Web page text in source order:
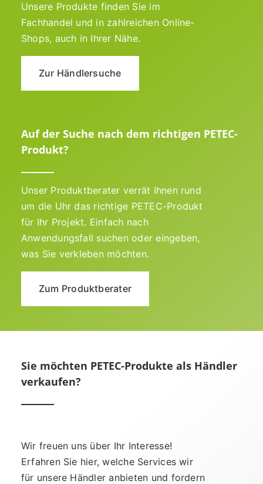
Unsere Produkte finden Sie im
Fachhandel und in zahlreichen Online-
Shops, auch in Ihrer Nähe.
Zur Händlersuche
Auf der Suche nach dem richtigen PETEC-
Produkt?
Unser Produktberater verrät Ihnen rund
um die Uhr das richtige PETEC-Produkt
für Ihr Projekt. Einfach nach
Anwendungsfall suchen oder eingeben,
was Sie verkleben möchten.
Zum Produktberater
Sie möchten PETEC-Produkte als Händler
verkaufen?
Wir freuen uns über Ihr Interesse!
Erfahren Sie hier, welche Services wir
für unsere Händler anbieten und fordern